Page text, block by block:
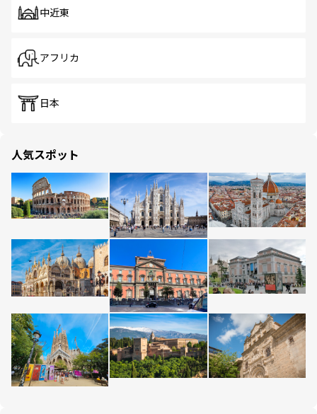
中近東
アフリカ
日本
人気スポット